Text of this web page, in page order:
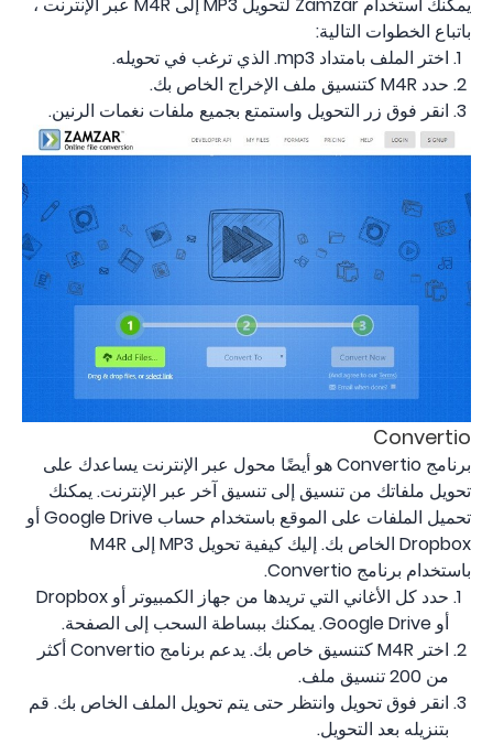
يمكنك استخدام Zamzar لتحويل MP3 إلى M4R عبر الإنترنت ،
باتباع الخطوات التالية:
اختر الملف بامتداد mp3. الذي ترغب في تحويله.
حدد M4R كتنسيق ملف الإخراج الخاص بك.
انقر فوق زر التحويل واستمتع بجميع ملفات نغمات الرنين.
Convertio
برنامج Convertio هو أيضًا محول عبر الإنترنت يساعدك على
تحويل ملفاتك من تنسيق إلى تنسيق آخر عبر الإنترنت. يمكنك
تحميل الملفات على الموقع باستخدام حساب Google Drive أو
Dropbox الخاص بك. إليك كيفية تحويل MP3 إلى M4R
باستخدام برنامج Convertio.
حدد كل الأغاني التي تريدها من جهاز الكمبيوتر أو Dropbox
أو Google Drive. يمكنك ببساطة السحب إلى الصفحة.
اختر M4R كتنسيق خاص بك. يدعم برنامج Convertio أكثر
من 200 تنسيق ملف.
انقر فوق تحويل وانتظر حتى يتم تحويل الملف الخاص بك. قم
بتنزيله بعد التحويل.